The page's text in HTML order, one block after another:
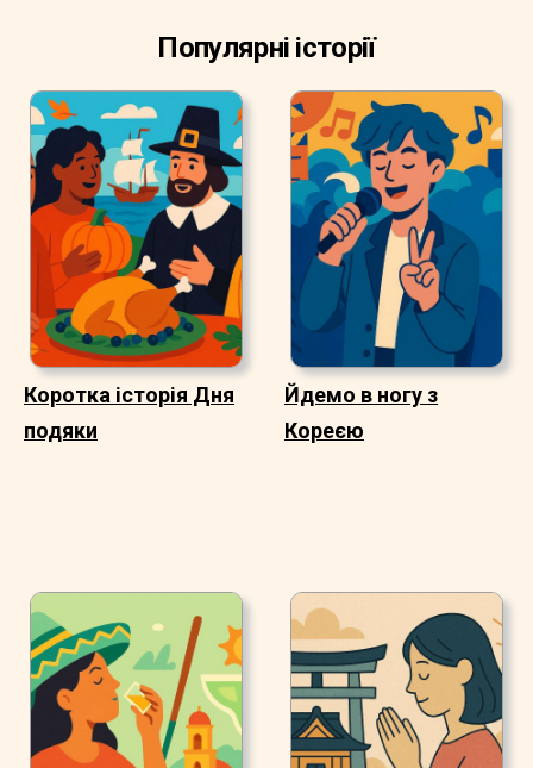
Популярні історії
Коротка історія Дня
подяки
Йдемо в ногу з
Кореєю